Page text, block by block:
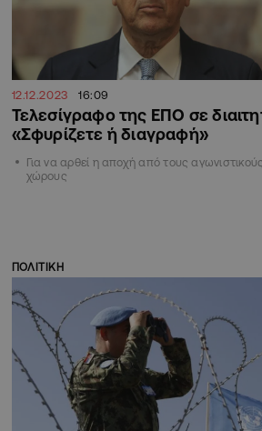
12.12.2023 16:09
Τελεσίγραφο της ΕΠΟ σε
«Σφυρίζετε ή διαγραφή»
Για να αρθεί η αποχή από τους αγωνιστικούς
χώρους
ΠΟΛΙΤΙΚΗ